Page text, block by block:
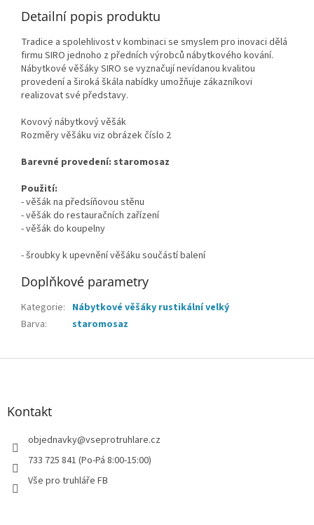
Detailní popis produktu
Tradice a spolehlivost v kombinaci se smyslem pro inovaci dělá
firmu SIRO jednoho z předních výrobců nábytkového kování.
Nábytkové věšáky SIRO se vyznačují nevídanou kvalitou
provedení a široká škála nabídky umožňuje zákazníkovi
realizovat své představy.
Kovový nábytkový věšák
Rozměry věšáku viz obrázek číslo 2
Barevné provedení: staromosaz
Použití:
- věšák na předsíňovou stěnu
- věšák do restauračních zařízení
- věšák do koupelny
- šroubky k upevnění věšáku součástí balení
Doplňkové parametry
Kategorie: Nábytkové věšáky rustikální velký
Barva: staromosaz
Z
Kontakt
objednavky@vseprotruhlare.cz
733 725 841 (Po-Pá 8:00-15:00)
Vše pro truhláře FB